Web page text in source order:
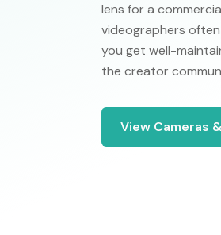
lens for a
videographers
you get well-
the creator
View Cameras